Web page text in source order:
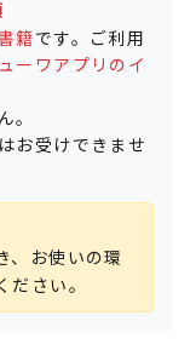
籍です。ご利用
ーワアプリのイ
。
お受けできませ
、お使いの環
さい。